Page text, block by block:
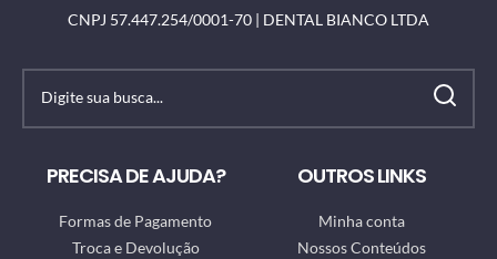
CNPJ 57.447.254/0001-70 | DENTAL BIANCO LTDA
PRECISA DE AJUDA?
Formas de Pagamento
Troca e Devolução
OUTROS LINKS
Minha conta
Nossos Conteúdos